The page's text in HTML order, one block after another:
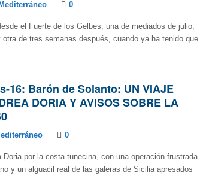
Mediterráneo 0
el Fuerte de los Gelbes, una de mediados de julio,
de tres semanas después, cuando ya ha tenido que
16: Barón de Solanto: UN VIAJE
DORIA Y AVISOS SOBRE LA
0
por la costa tunecina, con una operación frustrada
y un alguacil real de las galeras de Sicilia apresados